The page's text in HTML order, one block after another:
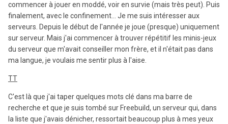
commencer à jouer en moddé, voir en survie (mais très peut). Puis
finalement, avec le confinement... Je me suis intéresser aux
serveurs. Depuis le début de l'année je joue (presque) uniquement
sur serveur. Mais j'ai commencer à trouver répétitif les minis-jeux
du serveur que m'avait conseiller mon frère, et il n'était pas dans
ma langue, je voulais me sentir plus à l'aise.
TT
C'est là que j'ai taper quelques mots clé dans ma barre de
recherche et que je suis tombé sur Freebuild, un serveur qui, dans
la liste que j'avais dénicher, ressortait beaucoup plus à mes yeux